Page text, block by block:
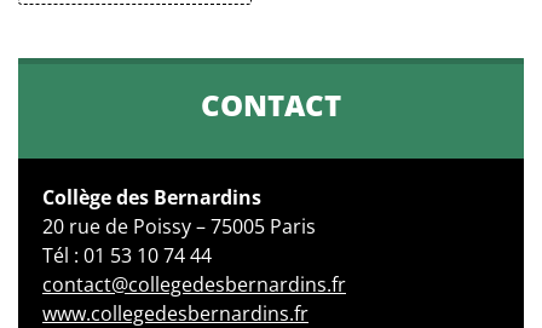
CONTACT
Collège des Bernardins
20 rue de Poissy – 75005 Paris
Tél : 01 53 10 74 44
contact@collegedesbernardins.fr
www.collegedesbernardins.fr